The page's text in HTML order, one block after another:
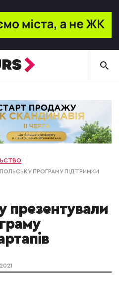
ПРОГРАМУ ПІДТРИМКИ
презентували